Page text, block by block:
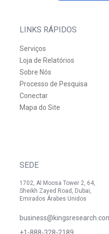
LINKS RÁPIDOS
Serviços
Loja de Relatórios
Sobre Nós
Processo de Pesquisa
Conectar
Mapa do Site
SEDE
1702, Al Moosa Tower 2, 64,
Sheikh Zayed Road, Dubai,
Emirados Árabes Unidos